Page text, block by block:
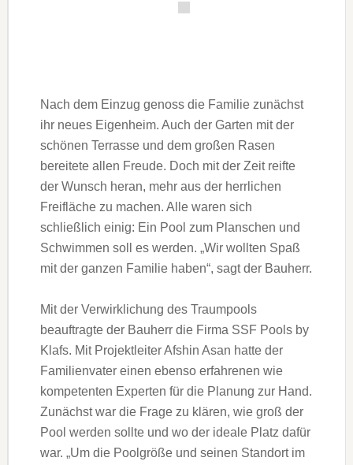
Nach dem Einzug genoss die Familie zunächst
ihr neues Eigenheim. Auch der Garten mit der
schönen Terrasse und dem großen Rasen
bereitete allen Freude. Doch mit der Zeit reifte
der Wunsch heran, mehr aus der herrlichen
Freifläche zu machen. Alle waren sich
schließlich einig: Ein Pool zum Planschen und
Schwimmen soll es werden. „Wir wollten Spaß
mit der ganzen Familie haben“, sagt der Bauherr.
Mit der Verwirklichung des Traumpools
beauftragte der Bauherr die Firma SSF Pools by
Klafs. Mit Projektleiter Afshin Asan hatte der
Familienvater einen ebenso erfahrenen wie
kompetenten Experten für die Planung zur Hand.
Zunächst war die Frage zu klären, wie groß der
Pool werden sollte und wo der ideale Platz dafür
war. „Um die Poolgröße und seinen Standort im